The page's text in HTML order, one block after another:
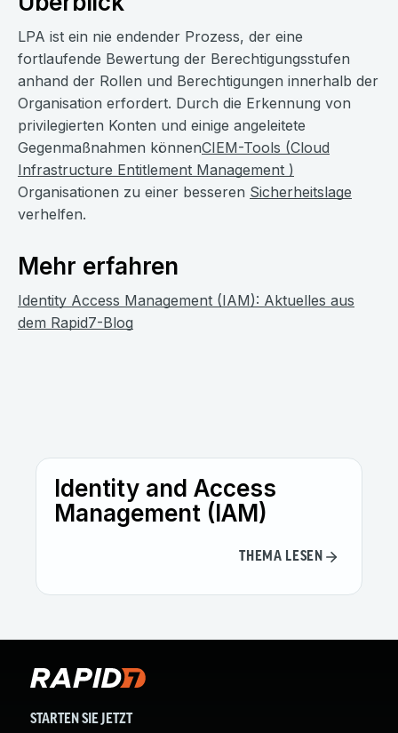
LPA ist ein nie endender Prozess, der eine
fortlaufende Bewertung der Berechtigungsstufen
anhand der Rollen und Berechtigungen innerhalb der
Organisation erfordert. Durch die Erkennung von
privilegierten Konten und einige angeleitete
Gegenmaßnahmen könnenCIEM-Tools (Cloud
Infrastructure Entitlement Management )
Organisationen zu einer besseren Sicherheitslage
verhelfen.
Mehr erfahren
Identity Access Management (IAM): Aktuelles aus
dem Rapid7-Blog
Identity and Access
Management (IAM)
THEMA LESEN
STARTEN SIE JETZT